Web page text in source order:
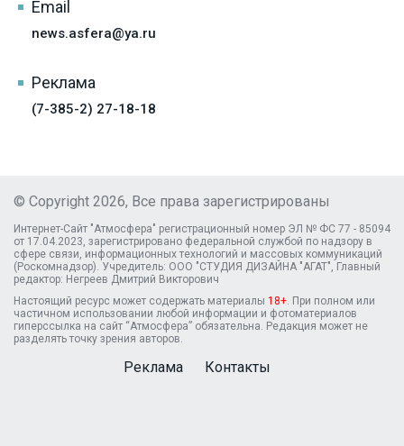
Email
news.asfera@ya.ru
Реклама
(7-385-2) 27-18-18
© Copyright 2026, Все права зарегистрированы
Интернет-Сайт "Атмосфера" регистрационный номер ЭЛ № ФС 77 - 85094
от 17.04.2023, зарегистрировано федеральной службой по надзору в
сфере связи, информационных технологий и массовых коммуникаций
(Роскомнадзор). Учредитель: ООО "СТУДИЯ ДИЗАЙНА "АГАТ", Главный
редактор: Негреев Дмитрий Викторович
Настоящий ресурс может содержать материалы 18+. При полном или
частичном использовании любой информации и фотоматериалов
гиперссылка на сайт “Атмосфера” обязательна. Редакция может не
разделять точку зрения авторов.
Реклама Контакты